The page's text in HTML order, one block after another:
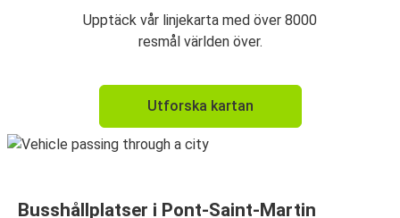
Upptäck vår linjekarta med över 8000
resmål världen över.
Utforska kartan
Busshållplatser i Pont-Saint-Martin